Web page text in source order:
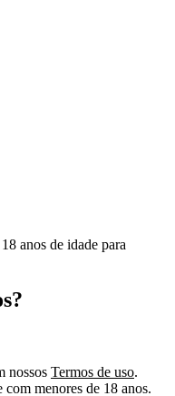
anos de idade para
nossos Termos de uso.
menores de 18 anos.